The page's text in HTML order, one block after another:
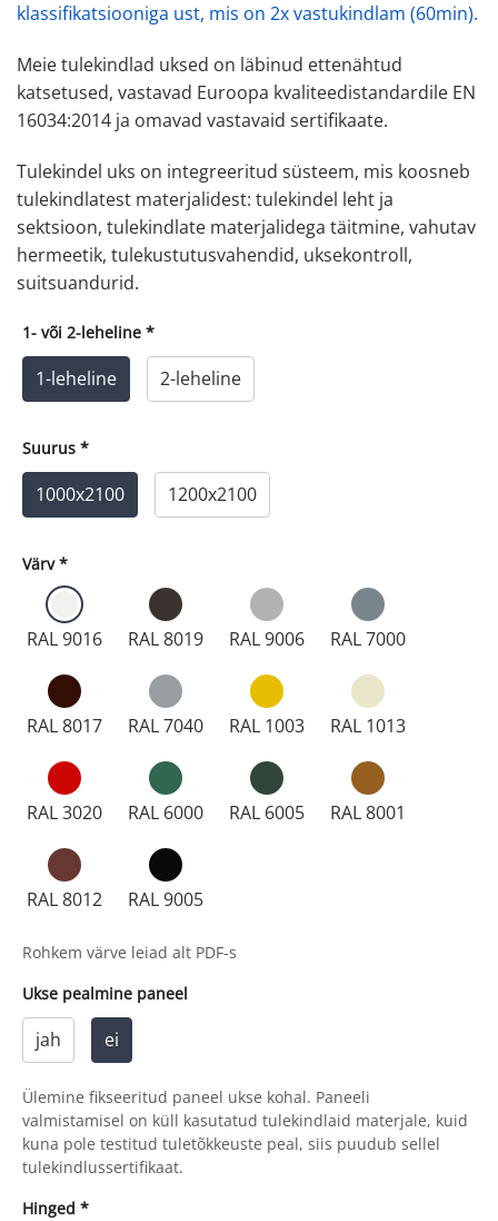
klassifikatsiooniga ust, mis on 2x vastukindlam (60min).
Meie tulekindlad uksed on läbinud ettenähtud
katsetused, vastavad Euroopa kvaliteedistandardile EN
16034:2014 ja omavad vastavaid sertifikaate.
Tulekindel uks on integreeritud süsteem, mis koosneb
tulekindlatest materjalidest: tulekindel leht ja
sektsioon, tulekindlate materjalidega täitmine, vahutav
hermeetik, tulekustutusvahendid, uksekontroll,
suitsuandurid.
1- või 2-leheline *
1-leheline 2-leheline
Suurus *
1000x2100 1200x2100
Värv *
RAL 9016 RAL 8019 RAL 9006 RAL 7000
RAL 8017 RAL 7040 RAL 1003 RAL 1013
RAL 3020 RAL 6000 RAL 6005 RAL 8001
RAL 8012 RAL 9005
Rohkem värve leiad alt PDF-s
Ukse pealmine paneel
jah ei
Ülemine fikseeritud paneel ukse kohal. Paneeli
valmistamisel on küll kasutatud tulekindlaid materjale, kuid
kuna pole testitud tuletõkkeuste peal, siis puudub sellel
tulekindlussertifikaat.
Hinged *